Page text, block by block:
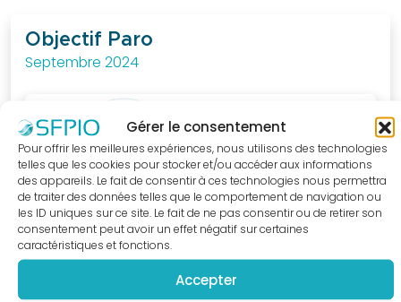
Gérer le consentement
Pour offrir les meilleures expériences, nous utilisons des technologies
telles que les cookies pour stocker et/ou accéder aux informations
des appareils. Le fait de consentir à ces technologies nous permettra
de traiter des données telles que le comportement de navigation ou
les ID uniques sur ce site. Le fait de ne pas consentir ou de retirer son
consentement peut avoir un effet négatif sur certaines
caractéristiques et fonctions.
Accepter
Objectif Paro
Septembre 2024
quotidien.
BOUTIQUE